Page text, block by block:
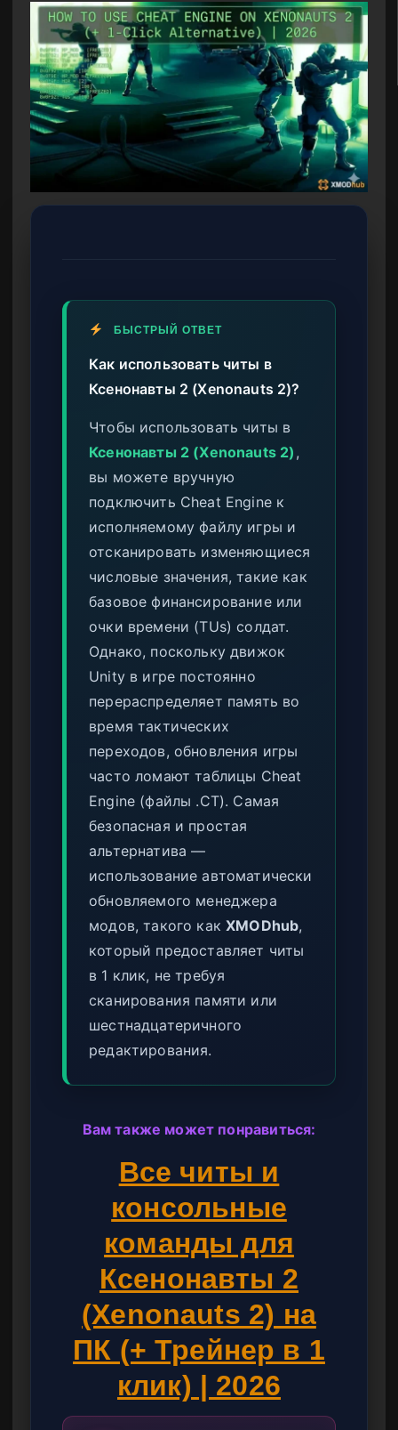
БЫСТРЫЙ ОТВЕТ
Как использовать читы в
Ксенонавты 2 (Xenonauts 2)?
Чтобы использовать читы в
Ксенонавты 2 (Xenonauts 2) ,
вы можете вручную
подключить Cheat Engine к
исполняемому файлу игры и
отсканировать изменяющиеся
числовые значения, такие как
базовое финансирование или
очки времени (TUs) солдат.
Однако, поскольку движок
Unity в игре постоянно
перераспределяет память во
время тактических
переходов, обновления игры
часто ломают таблицы Cheat
Engine (файлы .CT). Самая
безопасная и простая
альтернатива —
использование автоматически
обновляемого менеджера
модов, такого какXMODhub,
который предоставляет читы
в 1 клик, не требуя
сканирования памяти или
шестнадцатеричного
редактирования.
Вам также может понравиться:
Все читы и
консольные
команды для
Ксенонавты 2
(Xenonauts 2) на
ПК (+ Трейнер в 1
клик) | 2026